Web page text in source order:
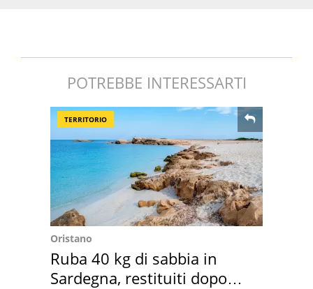
POTREBBE INTERESSARTI
TERRITORIO
Oristano
Ruba 40 kg di sabbia in
Sardegna, restituiti dopo